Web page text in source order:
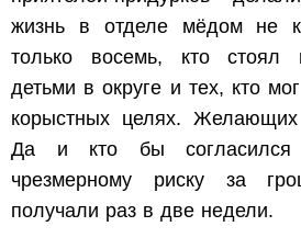
жизнь в отделе мёдом не
только восемь, кто стоял
детьми в округе и тех, кто
корыстных целях.
Да и кто бы согласился
чрезмерному риску за
получали раз в две недели.